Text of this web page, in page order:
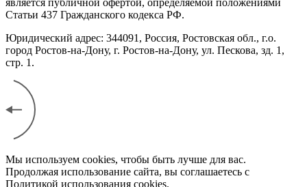
является публичной офертой, определяемой положениями
Статьи 437 Гражданского кодекса РФ.
Юридический адрес: 344091, Россия, Ростовская обл., г.о.
город Ростов-на-Дону, г. Ростов-на-Дону, ул. Пескова, зд. 1,
стр. 1.
Мы используем cookies, чтобы быть лучше для вас.
Продолжая использование сайта, вы соглашаетесь с
Политикой использования cookies.